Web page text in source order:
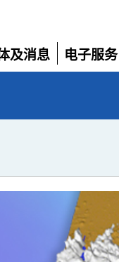
及消息
电子服务
展